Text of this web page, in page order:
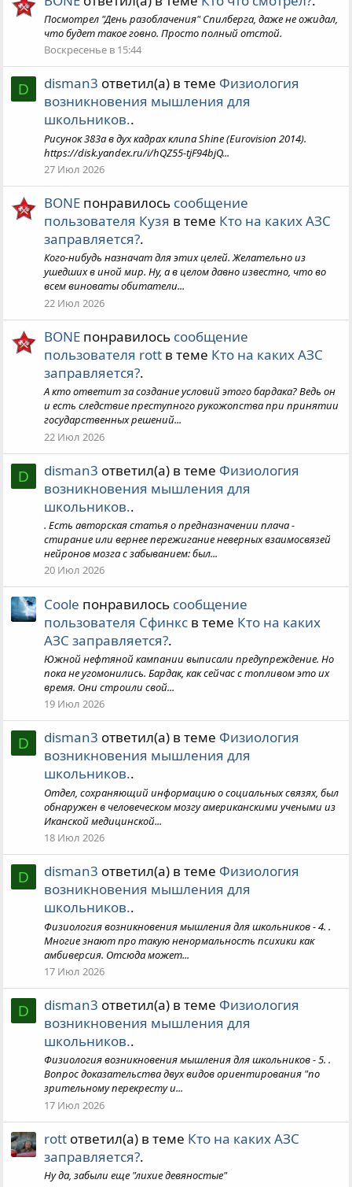
Посмотрел "День разоблачения" Спилберга, даже не ожидал,
что будет такое говно. Просто полный отстой.
Воскресенье в 15:44
D disman3 ответил(а) в теме Физиология
возникновения мышления для
школьников..
Рисунок 383а в дух кадрах клипа Shine (Eurovision 2014).
https://disk.yandex.ru/i/hQZ55-tjF94bjQ...
27 Июл 2026
BONE понравилось сообщение
пользователя Кузя в теме Кто на каких АЗС
заправляется?.
Кого-нибудь назначат для этих целей. Желательно из
ушедших в иной мир. Ну, а в целом давно известно, что во
всем виноваты обитатели...
22 Июл 2026
BONE понравилось сообщение
пользователя rott в теме Кто на каких АЗС
заправляется?.
А кто ответит за создание условий этого бардака? Ведь он
и есть следствие преступного рукожопства при принятии
государственных решений...
22 Июл 2026
D disman3 ответил(а) в теме Физиология
возникновения мышления для
школьников..
. Есть авторская статья о предназначении плача -
стирание или вернее пережигание неверных взаимосвязей
нейронов мозга с забыванием: был...
20 Июл 2026
Coole понравилось сообщение
пользователя Сфинкс в теме Кто на каких
АЗС заправляется?.
Южной нефтяной кампании выписали предупреждение. Но
пока не угомонились. Бардак, как сейчас с топливом это их
время. Они строили свой...
19 Июл 2026
D disman3 ответил(а) в теме Физиология
возникновения мышления для
школьников..
Отдел, сохраняющий информацию о социальных связях, был
обнаружен в человеческом мозгу американскими учеными из
Иканской медицинской...
18 Июл 2026
D disman3 ответил(а) в теме Физиология
возникновения мышления для
школьников..
Физиология возникновения мышления для школьников - 4. .
Многие знают про такую ненормальность психики как
амбиверсия. Отсюда может...
17 Июл 2026
D disman3 ответил(а) в теме Физиология
возникновения мышления для
школьников..
Физиология возникновения мышления для школьников - 5. .
Вопрос доказательства двух видов ориентирования "по
зрительному перекресту и...
17 Июл 2026
rott ответил(а) в теме Кто на каких АЗС
заправляется?.
Ну да, забыли еще "лихие девяностые"